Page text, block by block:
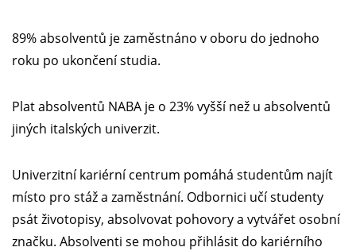
89% absolventů je zaměstnáno v oboru do jednoho
roku po ukončení studia.
Plat absolventů NABA je o 23% vyšší než u absolventů
jiných italských univerzit.
Univerzitní kariérní centrum pomáhá studentům najít
místo pro stáž a zaměstnání. Odbornici učí studenty
psát životopisy, absolvovat pohovory a vytvářet osobní
značku. Absolventi se mohou přihlásit do kariérního